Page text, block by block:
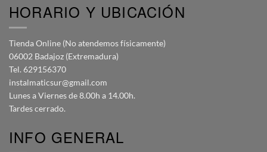
HORARIO Y UBICACIÓN
Tienda Online (No atendemos físicamente)
06002 Badajoz (Extremadura)
Tel. 629156370
instalmaticsur@gmail.com
Lunes a Viernes de 8.00h a 14.00h.
Tardes cerrado.
INFO GENERAL